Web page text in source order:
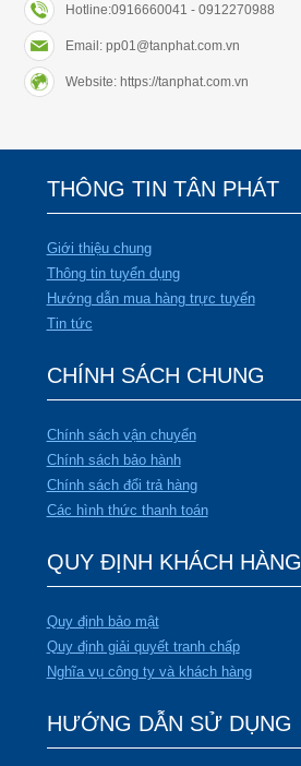
Hotline:0916660041 - 0912270988
Email: pp01@tanphat.com.vn
Website: https://tanphat.com.vn
THÔNG TIN TÂN PHÁT
Giới thiệu chung
Thông tin tuyển dụng
Hướng dẫn mua hàng trực tuyến
Tin tức
CHÍNH SÁCH CHUNG
Chính sách vận chuyển
Chính sách bảo hành
Chính sách đổi trả hàng
Các hình thức thanh toán
QUY ĐỊNH KHÁCH HÀNG
Quy định bảo mật
Quy định giải quyết tranh chấp
Nghĩa vụ công ty và khách hàng
HƯỚNG DẪN SỬ DỤNG